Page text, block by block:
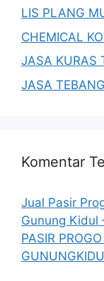
LIS PLANG
CHEMICAL
JASA KURAS
JASA
Komentar
Jual Pasir
Gunung Kidul
PASIR